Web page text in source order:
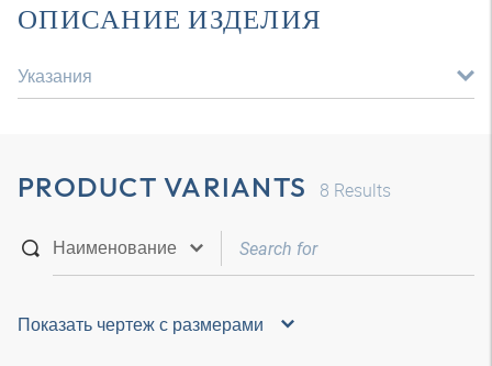
ОПИСАНИЕ ИЗДЕЛИЯ
Указания
PRODUCT VARIANTS 8 Results
Показать чертеж с размерами